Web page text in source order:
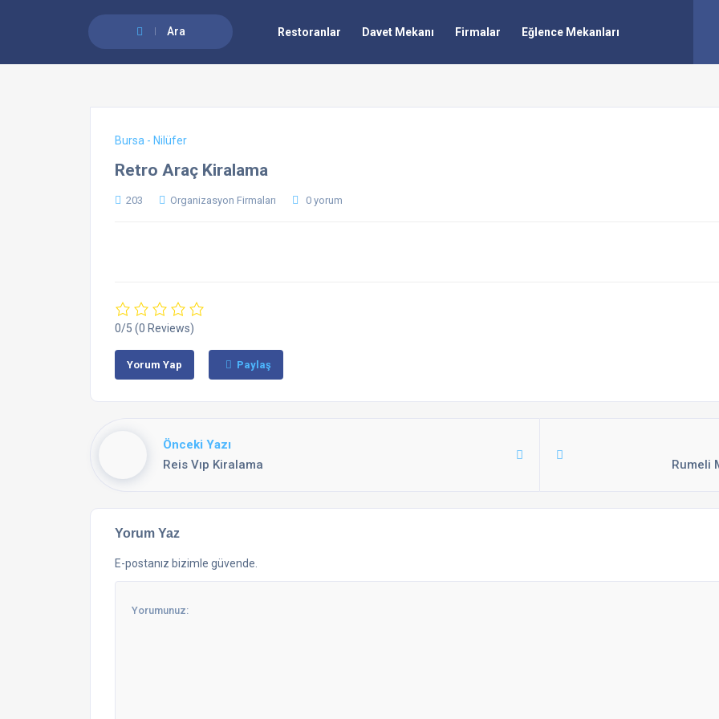
Ara Restoranlar Davet Mekanı Firmalar Eğlence Mekanları
Bursa - Nilüfer
Retro Araç Kiralama
203 Organizasyon Firmaları 0 yorum
0/5 (0 Reviews)
Yorum Yap Paylaş
Önceki Yazı
Reis Vıp Kiralama
Rumeli
Yorum Yaz
E-postanız bizimle güvende.